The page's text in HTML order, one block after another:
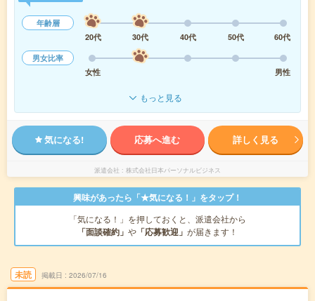
年齢層
20代
30代 40代 50代
60代
男女比率
女性
男性
もっと見る
気になる! 応募へ進む 詳しく見る
派遣会社 株式会社日本パーソナルビジネス
興味があったら「★気になる！」をタップ！
「気になる！」を押しておくと、派遣会社から
「面談確約」 や 「応募歓迎」 が届きます！
未読 掲載日 2026/07/16